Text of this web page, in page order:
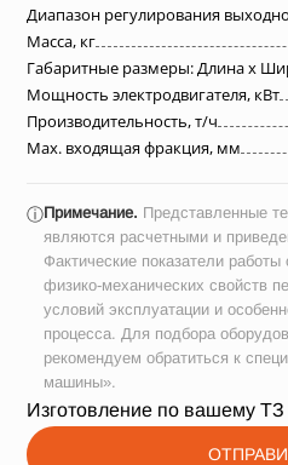
Диапазон регулирования
Масса, кг
Габаритные размеры: Длина х
Мощность электродвигателя, кВт
Производительность, т/ч
Max. входящая фракция, мм
ⓘПримечание. Представленные
являются расчетными и
Фактические показатели
физико-механических свойств
условий эксплуатации и
процесса. Для подбора
рекомендуем обратиться к
машины».
Изготовление по вашему ТЗ